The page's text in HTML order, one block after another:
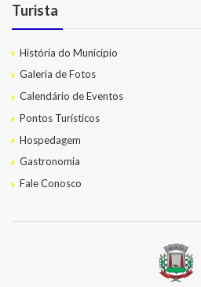
Turista
História do Município
Galeria de Fotos
Calendário de Eventos
Pontos Turísticos
Hospedagem
Gastronomia
Fale Conosco